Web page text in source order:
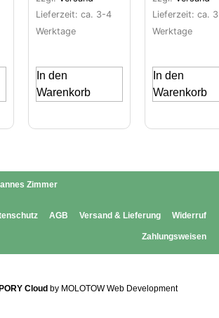
Lieferzeit: ca. 3-4
Werktage
In den
Warenkorb
Lieferzeit: ca.
Werktage
In den
Warenkorb
Zimmer
AGB Versand & Lieferung Widerruf
Zahlungsweisen
Cloudby MOLOTOW Web Development